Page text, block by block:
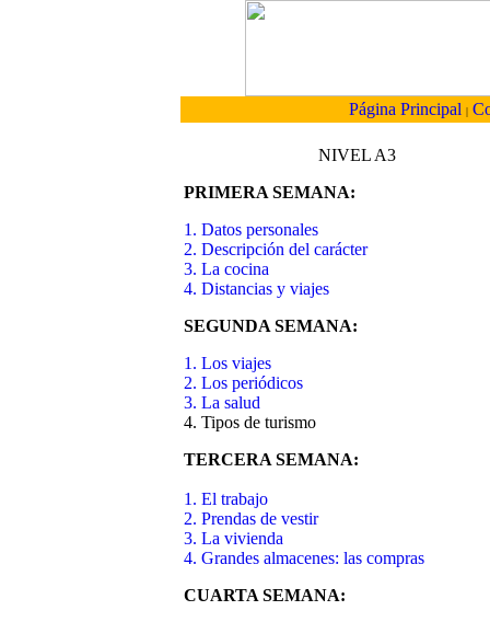
Página Principal |
NIVEL A3
PRIMERA SEMANA:
1. Datos personales
2. Descripción del carácter
3. La cocina
4. Distancias y viajes
SEGUNDA SEMANA:
1. Los viajes
2. Los periódicos
3. La salud
4. Tipos de turismo
TERCERA SEMANA:
1. El trabajo
2. Prendas de vestir
3. La vivienda
4. Grandes almacenes: las compras
CUARTA SEMANA: